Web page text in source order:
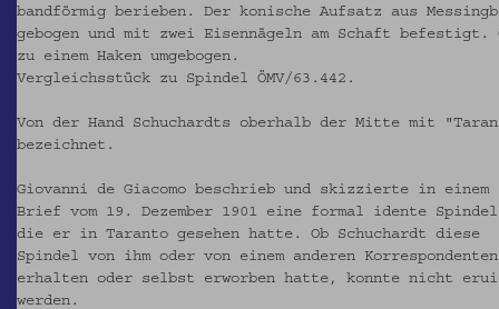
bandförmig berieben. Der konische Aufsatz aus
gebogen und mit zwei Eisennägeln am Schaft befestigt.
zu einem Haken umgebogen.
Vergleichsstück zu Spindel ÖMV/63.442.
Von der Hand Schuchardts oberhalb der Mitte mit
bezeichnet.
Giovanni de Giacomo beschrieb und skizzierte in einem
Brief vom 19. Dezember 1901 eine formal idente
die er in Taranto gesehen hatte. Ob Schuchardt diese
Spindel von ihm oder von einem anderen Korrespondenten
erhalten oder selbst erworben hatte, konnte nicht
werden.